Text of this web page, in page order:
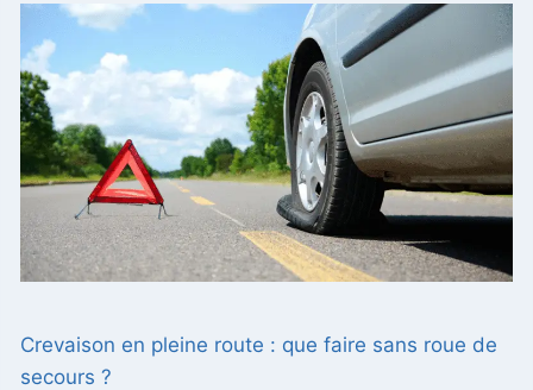
Crevaison en pleine route : que faire sans roue de
secours ?